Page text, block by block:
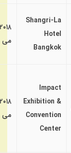
Shangri-La
Hotel
Bangkok
۲۰۱۸
می
Impact
Exhibition &
Convention
Center
۲۰۱۸
می ۶-۱